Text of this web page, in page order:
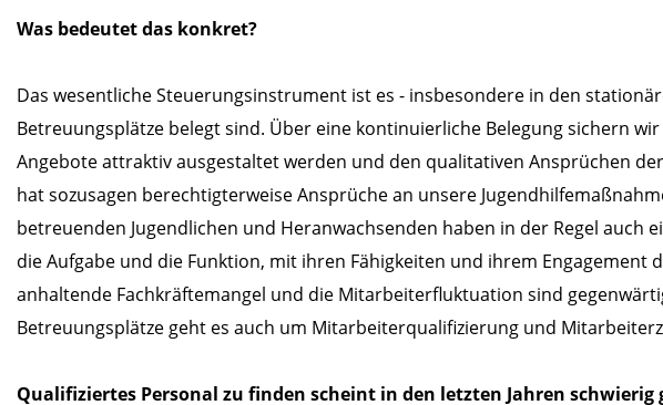
Was bedeutet das konkret?
Das wesentliche Steuerungsinstrument ist es - insbesondere in den
Betreuungsplätze belegt sind. Über eine kontinuierliche Belegung sichern
Angebote attraktiv ausgestaltet werden und den qualitativen Ansprüchen
hat sozusagen berechtigterweise Ansprüche an unsere
betreuenden Jugendlichen und Heranwachsenden haben in der Regel
die Aufgabe und die Funktion, mit ihren Fähigkeiten und ihrem
anhaltende Fachkräftemangel und die Mitarbeiterfluktuation sind
Betreuungsplätze geht es auch um Mitarbeiterqualifizierung und
Qualifiziertes Personal zu finden scheint in den letzten Jahren schwierig